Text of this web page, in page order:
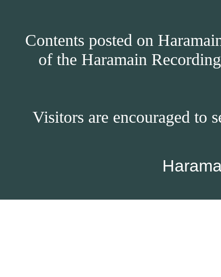
Contents posted on
of the Haramain
Visitors are encouraged to